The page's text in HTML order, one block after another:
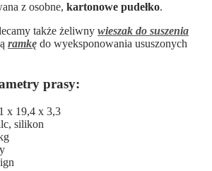
z osobne, kartonowe pudełko.
także żeliwny wieszak do suszenia
ramkę do wyeksponowania ususzonych
prasy:
x 19,4 x 3,3
silikon